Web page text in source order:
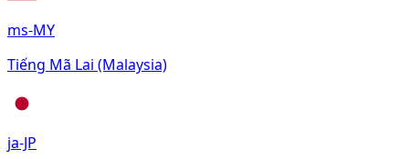
ms-MY
Tiếng Mã Lai (Malaysia)
ja-JP